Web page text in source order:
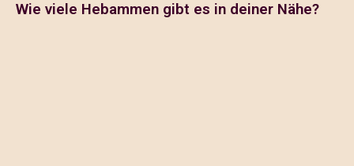
Wie viele Hebammen gibt es in deiner Nähe?